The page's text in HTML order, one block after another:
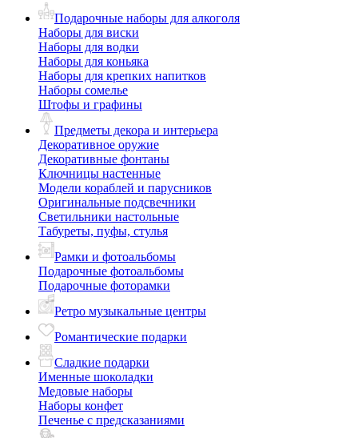
Подарочные наборы для алкоголя
Наборы для виски
Наборы для водки
Наборы для коньяка
Наборы для крепких напитков
Наборы сомелье
Штофы и графины
Предметы декора и интерьера
Декоративное оружие
Декоративные фонтаны
Ключницы настенные
Модели кораблей и парусников
Оригинальные подсвечники
Светильники настольные
Табуреты, пуфы, стулья
Рамки и фотоальбомы
Подарочные фотоальбомы
Подарочные фоторамки
Ретро музыкальные центры
Романтические подарки
Сладкие подарки
Именные шоколадки
Медовые наборы
Наборы конфет
Печенье с предсказаниями